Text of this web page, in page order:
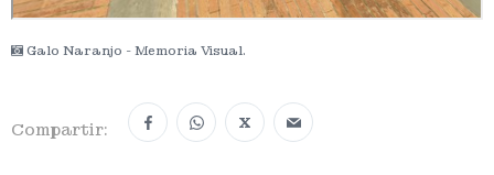
Galo Naranjo - Memoria Visual.
Compartir: X